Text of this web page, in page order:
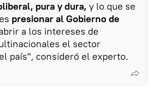
pura y dura, y lo que se
presionar al Gobierno de
a los intereses de
el sector
país", consideró el experto.